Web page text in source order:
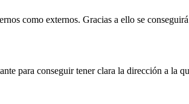
como externos. Gracias a ello se
para conseguir tener clara la dirección a la